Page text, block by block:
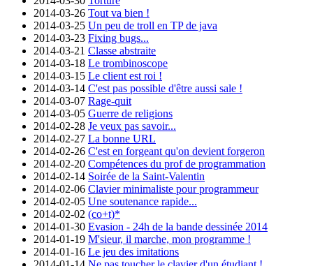
2014-03-26 Tout va bien !
2014-03-25 Un peu de troll en TP de java
2014-03-23 Fixing bugs...
2014-03-21 Classe abstraite
2014-03-18 Le trombinoscope
2014-03-15 Le client est roi !
2014-03-14 C'est pas possible d'être aussi sale !
2014-03-07 Rage-quit
2014-03-05 Guerre de religions
2014-02-28 Je veux pas savoir...
2014-02-27 La bonne URL
2014-02-26 C'est en forgeant qu'on devient forgeron
2014-02-20 Compétences du prof de programmation
2014-02-14 Soirée de la Saint-Valentin
2014-02-06 Clavier minimaliste pour programmeur
2014-02-05 Une soutenance rapide...
2014-02-02 (co+t)*
2014-01-30 Evasion - 24h de la bande dessinée 2014
2014-01-19 M'sieur, il marche, mon programme !
2014-01-16 Le jeu des imitations